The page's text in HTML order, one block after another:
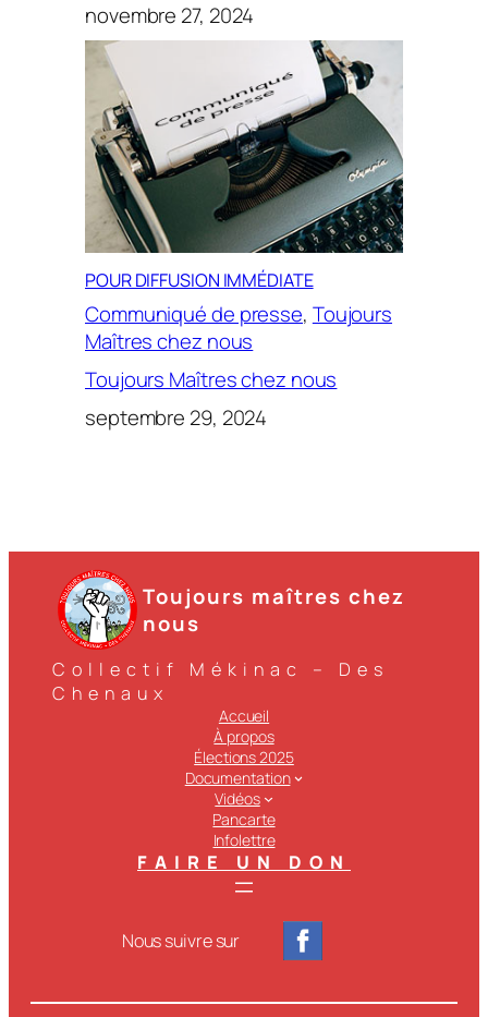
novembre 27, 2024
POUR DIFFUSION IMMÉDIATE
Communiqué de presse, Toujours
Maîtres chez nous
Toujours Maîtres chez nous
septembre 29, 2024
Toujours maîtres chez
nous
Collectif Mékinac – Des
Chenaux
Accueil
À propos
Élections 2025
Documentation
Vidéos
Pancarte
Infolettre
FAIRE UN DON
Nous suivre sur